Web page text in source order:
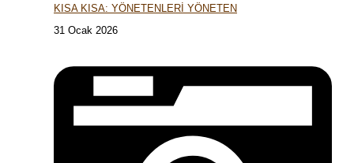
KISA KISA: YÖNETENLERİ YÖNETEN
31 Ocak 2026